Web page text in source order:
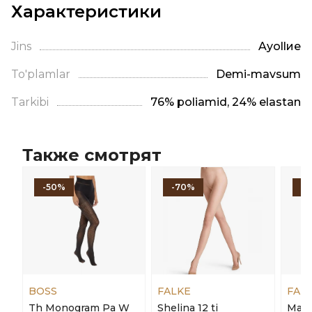
Характеристики
Jins Ayollие
To'plamlar Demi-mavsum
Tarkibi 76% poliamid, 24% elastan
Также смотрят
-50%
BOSS
Th Monogram Pa W
-70%
FALKE
Shelina 12 ti